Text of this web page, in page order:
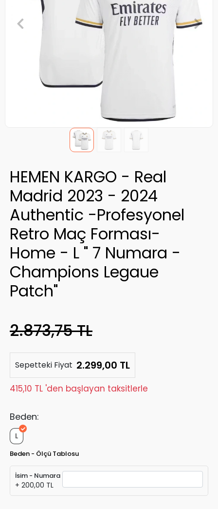
HEMEN KARGO - Real
Madrid 2023 - 2024
Authentic -Profesyonel
Retro Maç Forması-
Home - L " 7 Numara -
Champions Legaue
Patch"
2.873,75 TL
Sepetteki Fiyat 2.299,00 TL
415,10 TL 'den başlayan taksitlerle
Beden:
L
Beden - Ölçü Tablosu
İsim - Numara
+ 200,00 TL